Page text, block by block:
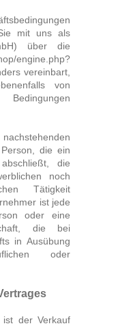
mit uns als
) über die
engine.php?
vereinbart,
von
die ein
die
noch
Tätigkeit
ist jede
oder eine
die bei
in Ausübung
oder
ist der Verkauf